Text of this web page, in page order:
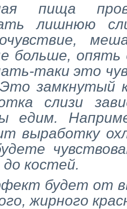
пища
лишнюю
больше,
таки это
замкнутый
слизи
едим.
выработку
костей.
будет от
жирного